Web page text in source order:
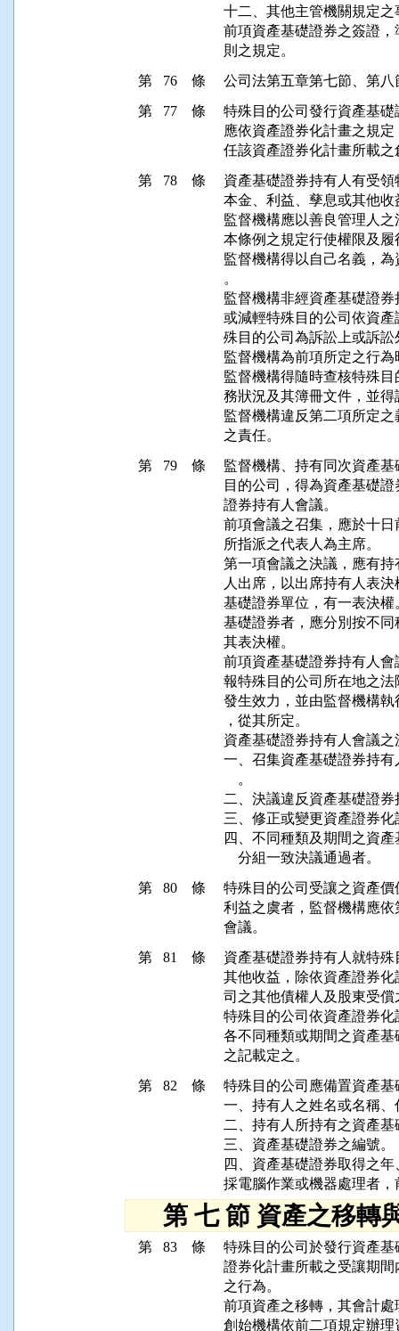
十二、其他主管機關規定之
前項資產基礎證券之簽證
則之規定。
第 76 條
第 77 條
特殊目的公司發行資產基
應依資產證券化計畫之規
第 78 條
資產基礎證券持有人有受
本金、利益、孳息或其他收
監督機構應以善良管理人
本條例之規定行使權限及
監督機構得以自己名義，
。
監督機構非經資產基礎證
或減輕特殊目的公司依資
殊目的公司為訴訟上或訴訟
監督機構為前項所定之行
監督機構得隨時查核特殊
務狀況及其簿冊文件，並
監督機構違反第二項所定
第 79 條
監督機構、持有同次資產
目的公司，得為資產基礎
證券持有人會議。
前項會議之召集，應於十
所指派之代表人為主席。
第一項會議之決議，應有
人出席，以出席持有人表
基礎證券單位，有一表決
基礎證券者，應分別按不
其表決權。
前項資產基礎證券持有人
報特殊目的公司所在地之
發生效力，並由監督機構
，從其所定。
資產基礎證券持有人會議
一、召集資產基礎證券持
    。
二、決議違反資產基礎證
三、修正或變更資產證券
四、不同種類及期間之資
    分組一致決議通過者。
第 80 條
特殊目的公司受讓之資產
利益之虞者，監督機構應
第 81 條
資產基礎證券持有人就特
其他收益，除依資產證券
司之其他債權人及股東受償
特殊目的公司依資產證券
各不同種類或期間之資產
第 82 條
特殊目的公司應備置資產
一、持有人之姓名或名稱、
二、持有人所持有之資產
三、資產基礎證券之編號。
四、資產基礎證券取得之
第 七 節 資產之移轉
第 83 條
特殊目的公司於發行資產
證券化計畫所載之受讓期
之行為。
前項資產之移轉，其會計
創始機構依前二項規定辦